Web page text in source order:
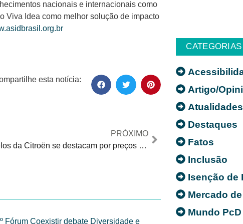
nacionais e internacionais como
Viva Idea como melhor solução de impacto
esta notícia:
PRÓXIMO
Modelos da Citroën se destacam por preços especiais em junho para PcD
CATEGORIAS
Artigo/
Atualidades
Destaques
Fatos
Inclusão
Isenção de
Mercado
Mundo PcD